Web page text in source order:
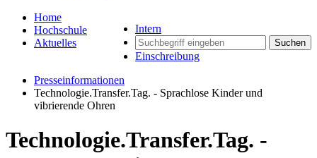
Intern
Suchen
Einschreibung
Home
Hochschule
Aktuelles
Presseinformationen
Technologie.Transfer.Tag. - Sprachlose Kinder und
vibrierende Ohren
Technologie.Transfer.Tag. -